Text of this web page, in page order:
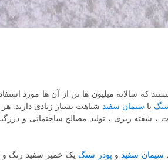
که سالانه میلیون ها تن از آن ها مورد
با سیمان سفید شباهت بسیار زیادی
، شفته ریزی ، تولید مصالح ساختمانی و
سیمان سفید و پودر سنگ یک خمیر سفید رنگ و